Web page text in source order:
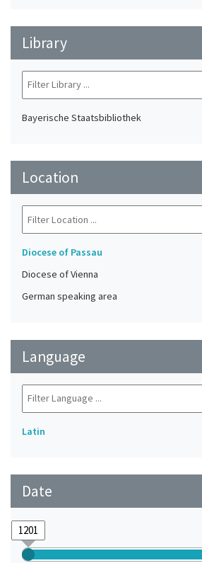
Library
Bayerische Staatsbibliothek
Location
Diocese of Passau
Diocese of Vienna
German speaking area
Language
Latin
Date